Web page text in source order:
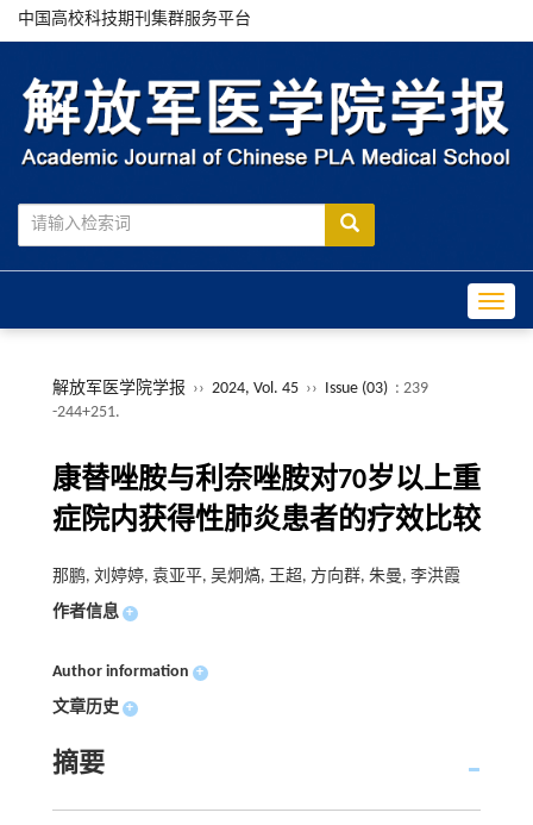
中国高校科技期刊集群服务平台
解放军医学院学报 ›› 2024, Vol. 45 ›› Issue (03) : 239
-244+251.
康替唑胺与利奈唑胺对70岁以上重
症院内获得性肺炎患者的疗效比较
那鹏, 刘婷婷, 袁亚平, 吴炯熇, 王超, 方向群, 朱曼, 李洪霞
作者信息 +
Author information +
文章历史 +
摘要